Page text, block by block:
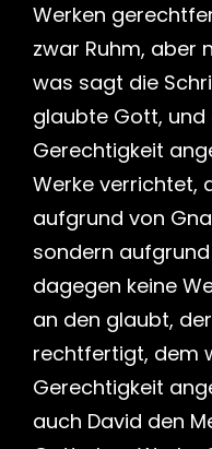
Werken
zwar Ruhm, aber
was sagt die
glaubte Gott,
Gerechtigkeit
Werke verrichtet,
aufgrund von
sondern
dagegen keine
an den glaubt,
rechtfertigt, dem
Gerechtigkeit
auch David den